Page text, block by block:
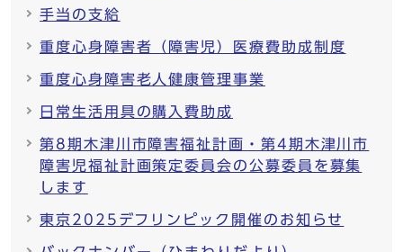
手当の支給
重度心身障害者（障害児）医療費助成制度
重度心身障害老人健康管理事業
日常生活用具の購入費助成
第8期木津川市障害福祉計画・第4期木津川市
障害児福祉計画策定委員会の公募委員を募集
します
東京2025デフリンピック開催のお知らせ